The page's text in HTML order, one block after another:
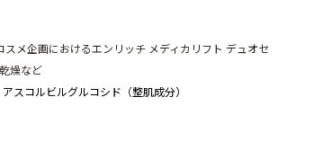
メ企画におけるエンリッチ メディカリフト デュオセ
燥など
スコルビルグルコシド（整肌成分）